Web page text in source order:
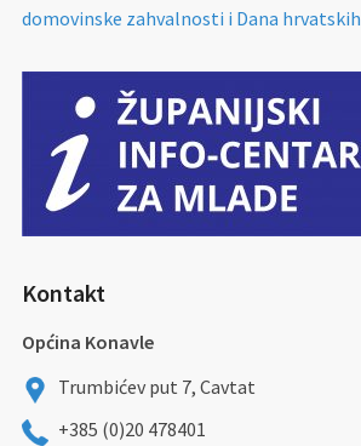
domovinske zahvalnosti i Dana
Kontakt
Općina Konavle
Trumbićev put 7, Cavtat
+385 (0)20 478401